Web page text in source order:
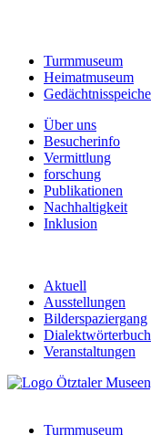
Turmmuseum
Heimatmuseum
Über uns
Besucherinfo
Vermittlung
forschung
Publikationen
Nachhaltigkeit
Inklusion
Aktuell
Ausstellungen
Bilderspaziergang
Dialektwörterbuch
Veranstaltungen
Turmmuseum